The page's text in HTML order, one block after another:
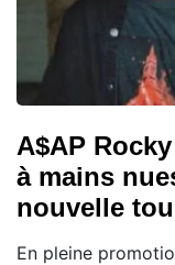
A$AP
à mains
nouvelle
En pleine